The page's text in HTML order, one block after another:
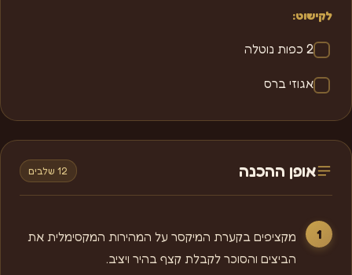
לקישוט:
2 כפות נוטלה
אגוזי ברס
אופן ההכנה 12 שלבים
מקציפים בקערת המיקסר על המהירות המקסימלית את
הביצים והסוכר לקבלת קצף בהיר ויציב.